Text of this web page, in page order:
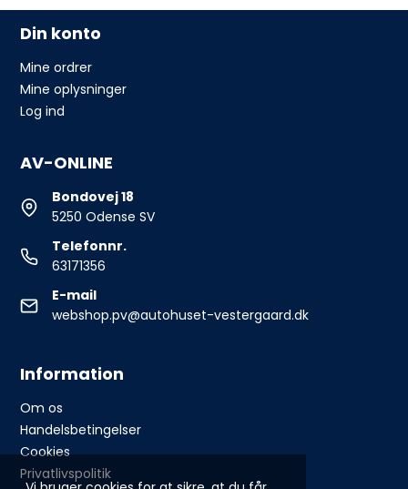
Din konto
Mine ordrer
Mine oplysninger
Log ind
AV-ONLINE
Bondovej 18
5250 Odense SV
Telefonnr.
63171356
E-mail
webshop.pv@autohuset-vestergaard.dk
Information
Om os
Handelsbetingelser
Cookies
Privatlivspolitik